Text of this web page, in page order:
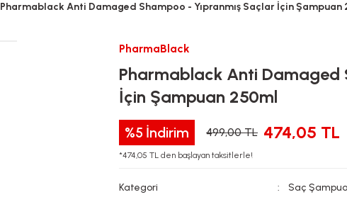
Pharmablack Anti Damaged Shampoo - Yıpranmış Saçlar İçin Şampuan
PharmaBlack
Pharmablack Anti Damaged
İçin Şampuan 250ml
%5 İndirim 499,00 TL 474,05 TL
*474,05 TL den başlayan taksitlerle!
Kategori
Saç